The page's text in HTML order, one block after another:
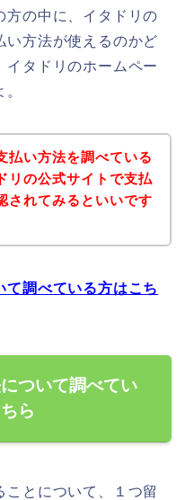
方の中に、イタドリの
い方法が使えるのかど
イタドリのホームペー
払い方法を調べている
リの公式サイトで支払
されてみるといいです
て調べている方はこち
ついて調べてい
ら
ことについて、１つ留